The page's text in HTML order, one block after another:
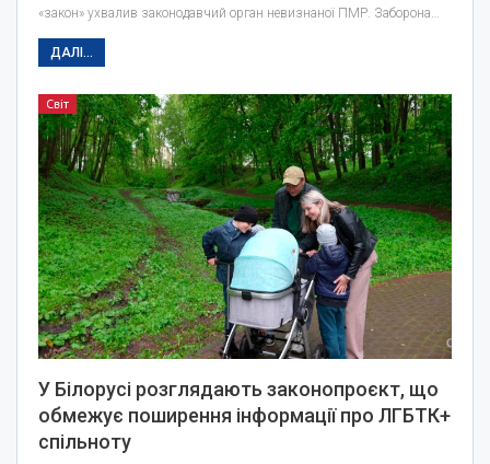
«закон» ухвалив законодавчий орган невизнаної ПМР. Заборона…
ДАЛІ...
Світ
У Білорусі розглядають законопроєкт, що
обмежує поширення інформації про ЛГБТК+
спільноту